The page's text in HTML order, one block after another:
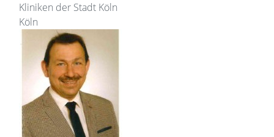
Kliniken der Stadt Köln
Köln